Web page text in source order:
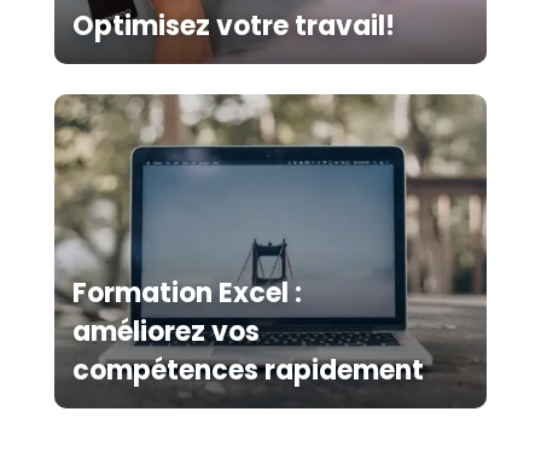
Optimisez votre travail!
Formation Excel :
améliorez vos
compétences rapidement